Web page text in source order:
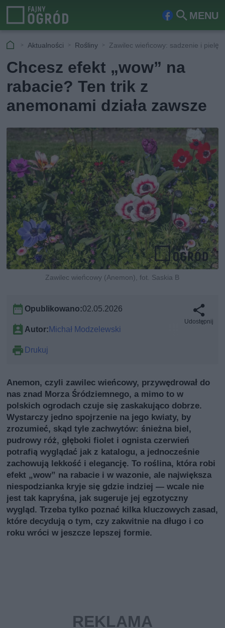
MENU
Fa
ook
Szu
kaj
Aktualności Rośliny Zawilec wieńcowy: sadzenie i
Chcesz efekt „wow” na
rabacie? Ten trik z
anemonami działa zawsze
Zawilec wieńcowy (Anemon), fot. Saskia B
Opublikowano:02.05.2026
Autor:Michał Modzelewski
Drukuj
Udostępnij
Anemon, czyli zawilec wieńcowy, przywędrował do
nas znad Morza Śródziemnego, a mimo to w
polskich ogrodach czuje się zaskakująco dobrze.
Wystarczy jedno spojrzenie na jego kwiaty, by
zrozumieć, skąd tyle zachwytów: śnieżna biel,
pudrowy róż, głęboki fiolet i ognista czerwień
potrafią wyglądać jak z katalogu, a jednocześnie
zachowują lekkość i elegancję. To roślina, która robi
efekt „wow” na rabacie i w wazonie, ale największa
niespodzianka kryje się gdzie indziej — wcale nie
jest tak kapryśna, jak sugeruje jej egzotyczny
wygląd. Trzeba tylko poznać kilka kluczowych zasad,
które decydują o tym, czy zakwitnie na długo i co
roku wróci w jeszcze lepszej formie.